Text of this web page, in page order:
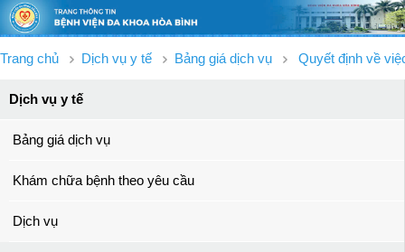
Trang chủ Dịch vụ y tế Bảng giá dịch vụ Quyết định về
Dịch vụ y tế
Bảng giá dịch vụ
Khám chữa bệnh theo yêu cầu
Dịch vụ